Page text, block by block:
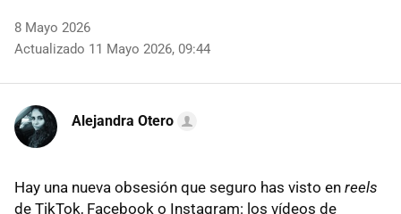
8 Mayo 2026
Actualizado 11 Mayo 2026, 09:44
Alejandra Otero
Hay una nueva obsesión que seguro has visto en reels
de TikTok, Facebook o Instagram: los vídeos de